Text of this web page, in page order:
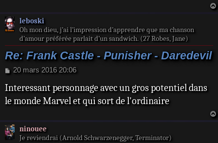
leboski
Oh mon dieu, j’ai l’impression d’apprendre que ma chanson
d’amour préférée parlait d’un sandwich. (27 Robes, Jane)
Re: Frank Castle - Punisher - Daredevil
M
s
a
20 mars 2016 20:06
Interessant personnage avec un gros potentiel dans
le monde Marvel et qui sort de l'ordinaire
ninouee
Je reviendrai (Arnold Schwarzenegger, Terminator)